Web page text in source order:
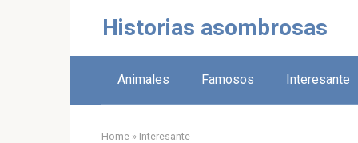
Historias asombrosas
Animales Famosos Interesante
Home » Interesante